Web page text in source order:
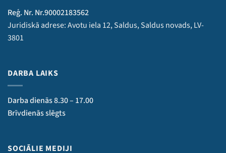
Reģ. Nr. Nr.90002183562
Juridiskā adrese: Avotu iela 12, Saldus, Saldus novads, LV-
3801
DARBA LAIKS
Darba dienās 8.30 – 17.00
Brīvdienās slēgts
SOCIĀLIE MEDIJI